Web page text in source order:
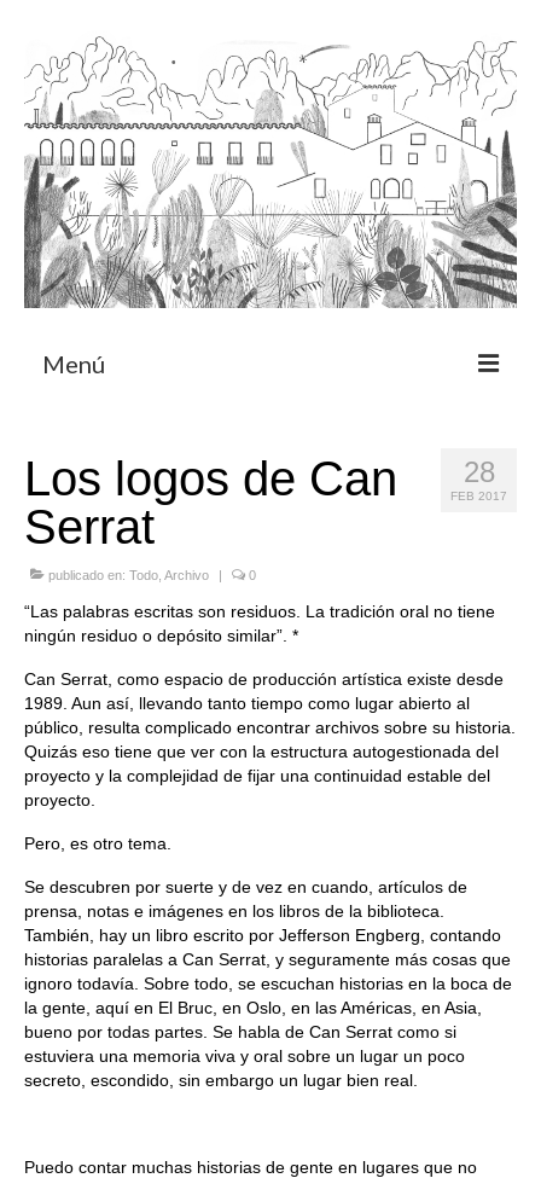
Menú
Programa de residencia
CRUCERO
Quedate con nosotras
Archivo
Contacto
Idioma:
28
FEB 2017
Los logos de Can
Serrat
publicado en: Todo Archivo | 0
“Las palabras escritas son residuos. La tradición oral no tiene
ningún residuo o depósito similar”. *
Can Serrat, como espacio de producción artística existe desde
1989. Aun así, llevando tanto tiempo como lugar abierto al
público, resulta complicado encontrar archivos sobre su historia.
Quizás eso tiene que ver con la estructura autogestionada del
proyecto y la complejidad de fijar una continuidad estable del
proyecto.
Pero, es otro tema.
Se descubren por suerte y de vez en cuando, artículos de
prensa, notas e imágenes en los libros de la biblioteca.
También, hay un libro escrito por Jefferson Engberg, contando
historias paralelas a Can Serrat, y seguramente más cosas que
ignoro todavía. Sobre todo, se escuchan historias en la boca de
la gente, aquí en El Bruc, en Oslo, en las Américas, en Asia,
bueno por todas partes. Se habla de Can Serrat como si
estuviera una memoria viva y oral sobre un lugar un poco
secreto, escondido, sin embargo un lugar bien real.
Puedo contar muchas historias de gente en lugares que no